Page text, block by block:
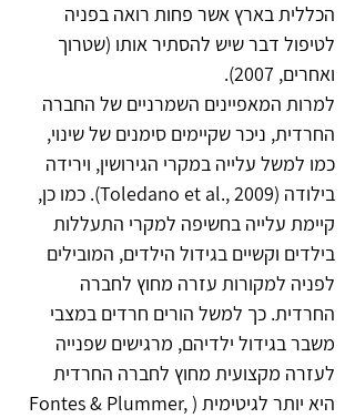
הכללית בארץ אשר פחות רואה בפניה
לטיפול דבר שיש להסתיר אותו (שטרוך
ואחרים, 2007).
למרות המאפיינים השמרניים של החברה
החרדית, ניכר שקיימים סימנים של שינוי,
כמו למשל עלייה במקרי הגירושין, וירידה
בילודה (Toledano et al., 2009). כמו כן,
קיימת עלייה בחשיפה למקרי התעללות
בילדים וקשיים בגידול הילדים, המובילים
לפניה למקורות עזרה מחוץ לחברה
החרדית. כך למשל הורים חרדים במצבי
משבר בגידול ילדיהם, מרגישים שפנייה
לעזרה מקצועית מחוץ לחברה החרדית
היא יותר לגיטימית (Fontes & Plummer,